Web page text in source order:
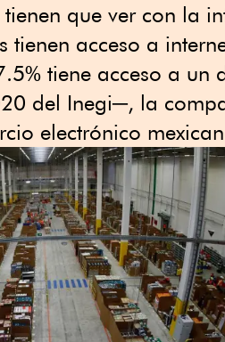
que ver con la
acceso a
tiene acceso a un
del Inegi─, la
electrónico